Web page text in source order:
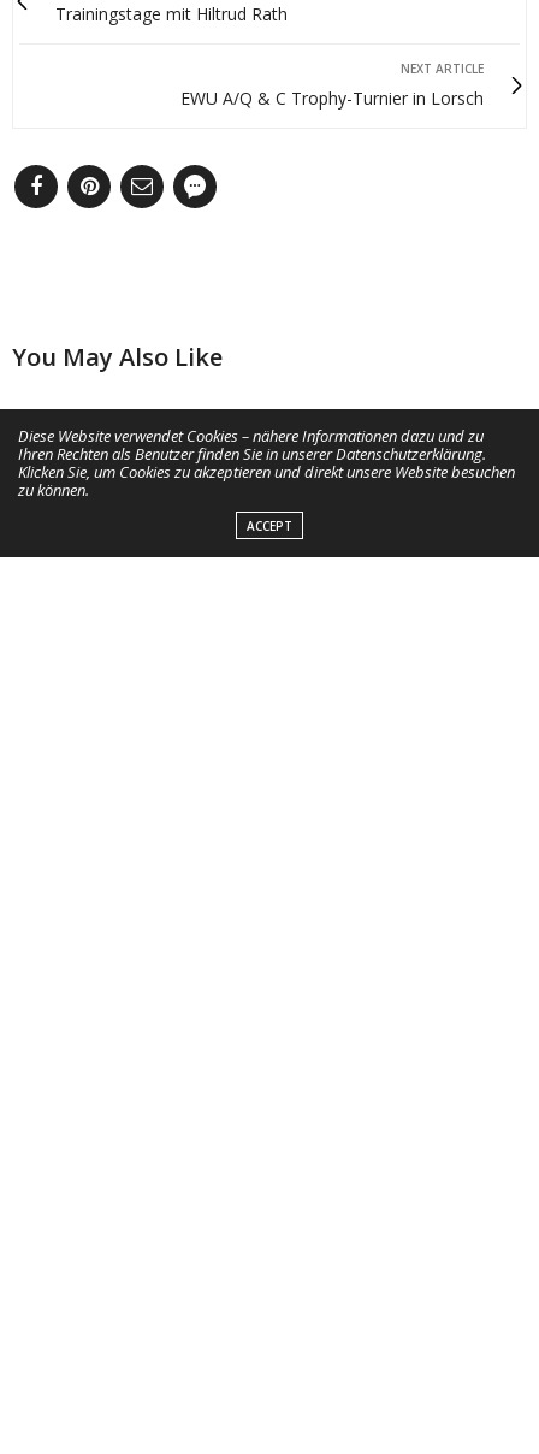
Trainingstage mit Hiltrud Rath
NEXT ARTICLE
EWU A/Q & C Trophy-Turnier in Lorsch
You May Also Like
Diese Website verwendet Cookies – nähere Informationen dazu und zu
Ihren Rechten als Benutzer finden Sie in unserer Datenschutzerklärung.
Klicken Sie, um Cookies zu akzeptieren und direkt unsere Website besuchen
zu können.
ACCEPT